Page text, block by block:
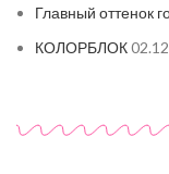
Главный оттенок
КОЛОРБЛОК